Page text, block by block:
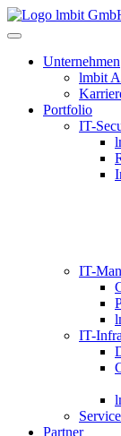
lmbit
Unternehmen
lmbit
Portfolio
IT-
IT-
IT-
Partner